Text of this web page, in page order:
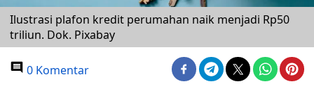
Ilustrasi plafon kredit perumahan naik menjadi Rp50
triliun. Dok. Pixabay
0 Komentar